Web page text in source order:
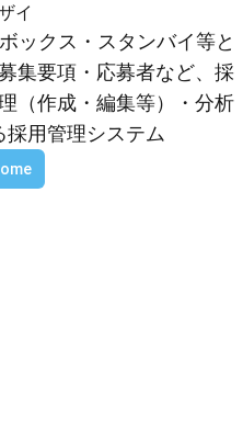
イ
ックス・スタンバイ等と
集要項・応募者など、採
（作成・編集等）・分析
採用管理システム